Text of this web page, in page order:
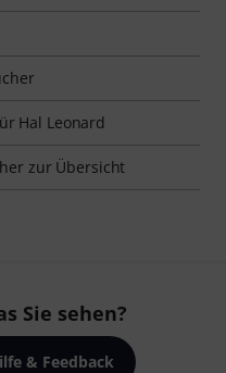
Hal Leonard
zur Übersicht
Sie sehen?
& Feedback